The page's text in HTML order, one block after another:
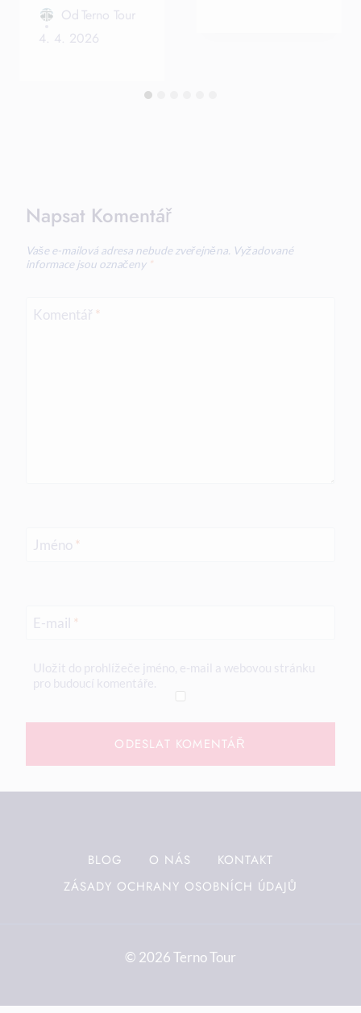
Od Terno Tour
4. 4. 2026
Napsat Komentář
Vaše e-mailová adresa nebude zveřejněna. Vyžadované
informace jsou označeny *
Komentář *
Jméno *
E-mail *
Uložit do prohlížeče jméno, e-mail a webovou stránku
pro budoucí komentáře.
BLOG O NÁS
KONTAKT
ZÁSADY OCHRANY OSOBNÍCH ÚDAJŮ
© 2026 Terno Tour